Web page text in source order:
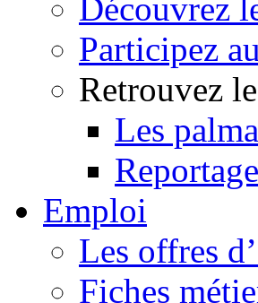
Découvrez
Participez
Retrouvez
Les
Emploi
Les offres
Fiches